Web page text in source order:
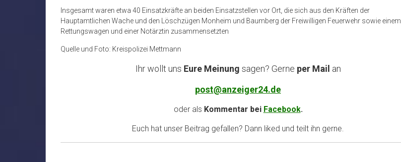
Insgesamt waren etwa 40 Einsatzkräfte an beiden Einsatzstellen vor Ort, die sich aus den Kräften der
Hauptamtlichen Wache und den Löschzügen Monheim und Baumberg der Freiwilligen Feuerwehr sowie einem
Rettungswagen und einer Notärztin zusammensetzten
Quelle und Foto: Kreispolizei Mettmann
Ihr wollt uns Eure Meinung sagen? Gerne per Mail an
post@anzeiger24.de
oder als Kommentar bei Facebook.
Euch hat unser Beitrag gefallen? Dann liked und teilt ihn gerne.